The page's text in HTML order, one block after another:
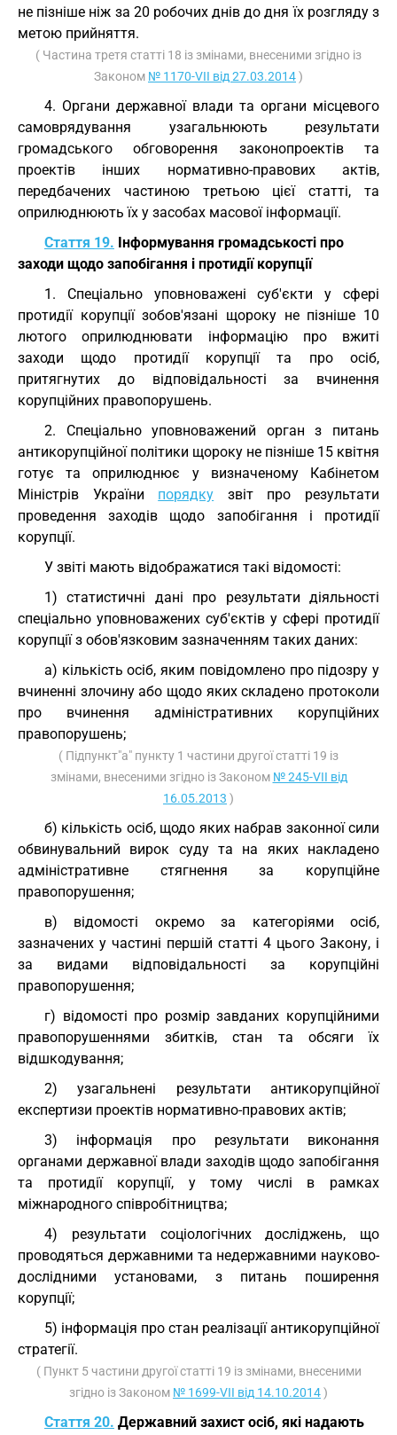
не пізніше ніж за 20 робочих днів до дня їх розгляду з
метою прийняття.
( Частина третя статті 18 із змінами, внесеними згідно із
Законом № 1170-VII від 27.03.2014)
4. Органи державної влади та органи місцевого
самоврядування узагальнюють результати
громадського обговорення законопроектів та
проектів інших нормативно-правових актів,
передбачених частиною третьою цієї статті, та
оприлюднюють їх у засобах масової інформації.
Стаття 19. Інформування громадськості про
заходи щодо запобігання і протидії корупції
1. Спеціально уповноважені суб'єкти у сфері
протидії корупції зобов'язані щороку не пізніше 10
лютого оприлюднювати інформацію про вжиті
заходи щодо протидії корупції та про осіб,
притягнутих до відповідальності за вчинення
корупційних правопорушень.
2. Спеціально уповноважений орган з питань
антикорупційної політики щороку не пізніше 15 квітня
готує та оприлюднює у визначеному Кабінетом
Міністрів України порядку звіт про результати
проведення заходів щодо запобігання і протидії
корупції.
У звіті мають відображатися такі відомості:
1) статистичні дані про результати діяльності
спеціально уповноважених суб'єктів у сфері протидії
корупції з обов'язковим зазначенням таких даних:
а) кількість осіб, яким повідомлено про підозру у
вчиненні злочину або щодо яких складено протоколи
про вчинення адміністративних корупційних
правопорушень;
( Підпункт"а" пункту 1 частини другої статті 19 із
змінами, внесеними згідно із Законом № 245-VII від
16.05.2013 )
б) кількість осіб, щодо яких набрав законної сили
обвинувальний вирок суду та на яких накладено
адміністративне стягнення за корупційне
правопорушення;
в) відомості окремо за категоріями осіб,
зазначених у частині першій статті 4 цього Закону, і
за видами відповідальності за корупційні
правопорушення;
г) відомості про розмір завданих корупційними
правопорушеннями збитків, стан та обсяги їх
відшкодування;
2) узагальнені результати антикорупційної
експертизи проектів нормативно-правових актів;
3) інформація про результати виконання
органами державної влади заходів щодо запобігання
та протидії корупції, у тому числі в рамках
міжнародного співробітництва;
4) результати соціологічних досліджень, що
проводяться державними та недержавними науково-
дослідними установами, з питань поширення
корупції;
5) інформація про стан реалізації антикорупційної
стратегії.
( Пункт 5 частини другої статті 19 із змінами, внесеними
згідно із Законом № 1699-VII від 14.10.2014)
Стаття 20. Державний захист осіб, які надають